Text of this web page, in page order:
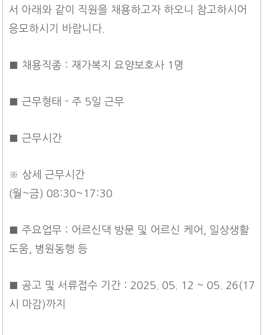
서 아래와 같이 직원을 채용하고자 하오니 참고하시어
응모하시기 바랍니다.
■ 채용직종 : 재가복지 요양보호사 1명
■ 근무형태 - 주 5일 근무
■ 근무시간
※ 상세 근무시간
(월~금) 08:30~17:30
■ 주요업무 : 어르신댁 방문 및 어르신 케어, 일상생활
도움, 병원동행 등
■ 공고 및 서류접수 기간 : 2025. 05. 12 ~ 05. 26(17
시 마감)까지